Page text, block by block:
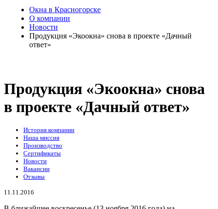
Окна в Красногорске
О компании
Новости
Продукция «Экоокна» снова в проекте «Дачный
ответ»
Продукция «Экоокна» снова
в проекте «Дачный ответ»
История компании
Наша миссия
Производство
Сертификаты
Новости
Вакансии
Отзывы
11.11.2016